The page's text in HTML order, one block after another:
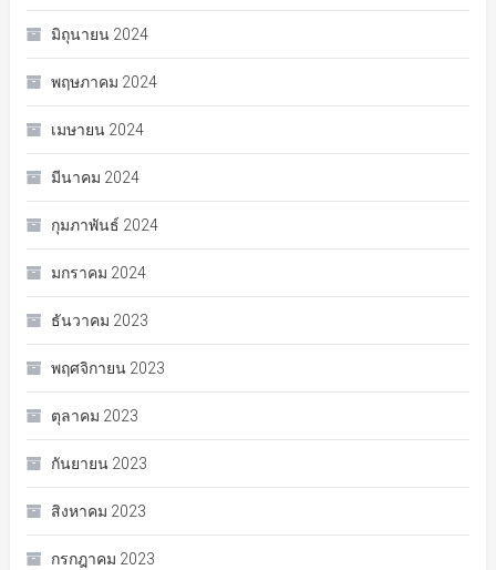
มิถุนายน 2024
พฤษภาคม 2024
เมษายน 2024
มีนาคม 2024
กุมภาพันธ์ 2024
มกราคม 2024
ธันวาคม 2023
พฤศจิกายน 2023
ตุลาคม 2023
กันยายน 2023
สิงหาคม 2023
กรกฎาคม 2023